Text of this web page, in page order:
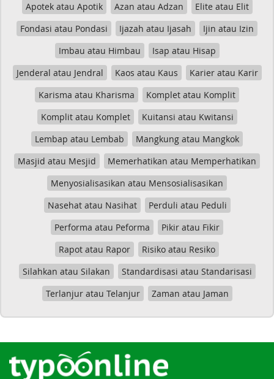
Apotek atau Apotik
Azan atau Adzan
Elite atau Elit
Fondasi atau Pondasi
Ijazah atau Ijasah
Ijin atau Izin
Imbau atau Himbau
Isap atau Hisap
Jenderal atau Jendral
Kaos atau Kaus
Karier atau Karir
Karisma atau Kharisma
Komplet atau Komplit
Komplit atau Komplet
Kuitansi atau Kwitansi
Lembap atau Lembab
Mangkung atau Mangkok
Masjid atau Mesjid
Memerhatikan atau Memperhatikan
Menyosialisasikan atau Mensosialisasikan
Nasehat atau Nasihat
Perduli atau Peduli
Performa atau Peforma
Pikir atau Fikir
Rapot atau Rapor
Risiko atau Resiko
Silahkan atau Silakan
Standardisasi atau Standarisasi
Terlanjur atau Telanjur
Zaman atau Jaman